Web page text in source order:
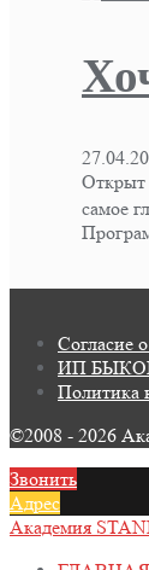
Открыт
самое
Согласие
ИП
Политика
©2008 - 2026
Звонить
Адрес
Академия